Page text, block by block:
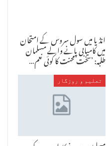
انڈیا میں سول سروس کے امتحان
میں کامیابی پانے والے مسلمان
طلبہ: ’سخت محنت کا کوئی نعم…
تعلیم و روزگار